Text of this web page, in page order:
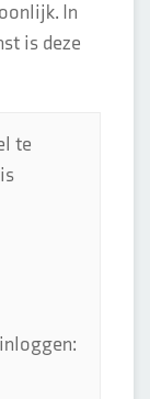
In
is deze
te